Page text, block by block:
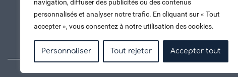
navigation, diffuser des publicités ou des contenus
personnalisés et analyser notre trafic. En cliquant sur « Tout
accepter », vous consentez à notre utilisation des cookies.
Personnaliser Tout rejeter Accepter tout